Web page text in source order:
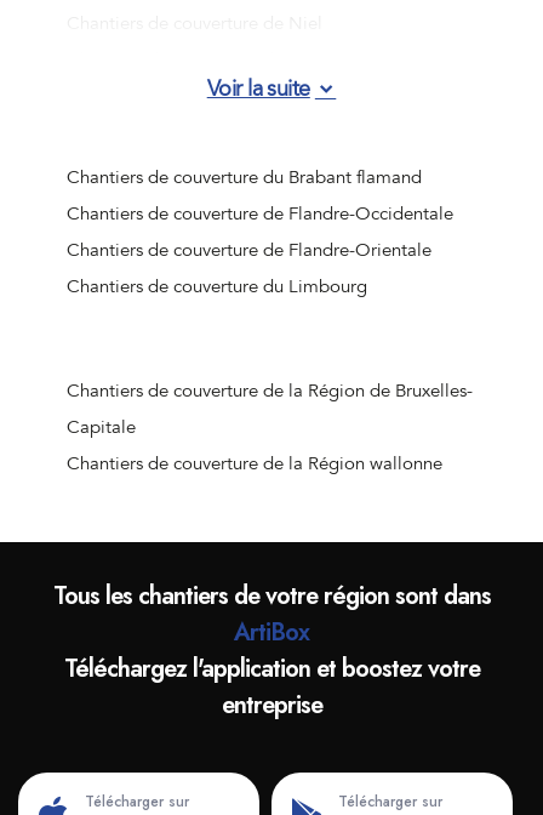
Chantiers de couverture de Rumst
Chantiers de couverture de Schilde
Chantiers de couverture de Schoten
Chantiers de couverture de Stabroek
Chantiers de couverture de Wijnegem
Chantiers de couverture de Zandhoven
Chantiers de couverture de Zoersel
Chantiers de couverture de Zwijndrecht
Chantiers de couverture de Beerse
Chantiers de couverture de Dessel
Chantiers de couverture de Geel
Chantiers de couverture de Grobbendonk
Chantiers de couverture d'Herenthout
Voir la suite
Chantiers de couverture du Brabant flamand
Chantiers de couverture de Flandre-Occidentale
Chantiers de couverture de Flandre-Orientale
Chantiers de couverture du Limbourg
Chantiers de couverture de la Région de Bruxelles-
Capitale
Chantiers de couverture de la Région wallonne
Tous les chantiers de votre région sont dans
ArtiBox
Téléchargez l'application et boostez votre
entreprise
Télécharger sur Télécharger sur